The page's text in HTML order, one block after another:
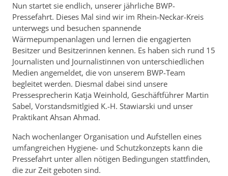
Nun startet sie endlich, unserer jährliche BWP-
Pressefahrt. Dieses Mal sind wir im Rhein-Neckar-Kreis
unterwegs und besuchen spannende
Wärmepumpenanlagen und lernen die engagierten
Besitzer und Besitzerinnen kennen. Es haben sich rund 15
Journalisten und Journalistinnen von unterschiedlichen
Medien angemeldet, die von unserem BWP-Team
begleitet werden. Diesmal dabei sind unsere
Pressesprecherin Katja Weinhold, Geschäftführer Martin
Sabel, Vorstandsmitlgied K.-H. Stawiarski und unser
Praktikant Ahsan Ahmad.
Nach wochenlanger Organisation und Aufstellen eines
umfangreichen Hygiene- und Schutzkonzepts kann die
Pressefahrt unter allen nötigen Bedingungen stattfinden,
die zur Zeit geboten sind.